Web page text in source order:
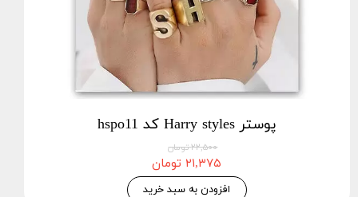
پوستر Harry styles کد hspo11
۲۲,۵۰۰ تومان
۲۱,۳۷۵ تومان
افزودن به سبد خرید